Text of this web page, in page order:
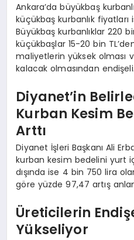
Ankara’da büyükbaş
küçükbaş kurbanlık fiyatları
Büyükbaş kurbanlıklar 220
küçükbaşlar 15-20 bin
maliyetlerin yüksek olması
kalacak olmasından endişeli.
Diyanet’in
Kurban Kesim
Arttı
Diyanet İşleri Başkanı Ali
kurban kesim bedelini yurt
dışında ise 4 bin 750 lira
göre yüzde 97,47 artış
Üreticilerin
Yükseliyor